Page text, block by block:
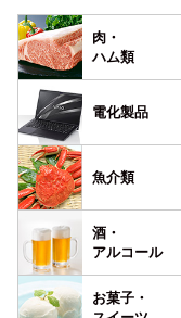
肉・
ハム類
電化製品
魚介類
酒・
アルコール
お菓子・